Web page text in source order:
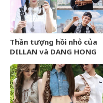
Thần tượng hồi nhỏ của
DILLAN và DANG HONG